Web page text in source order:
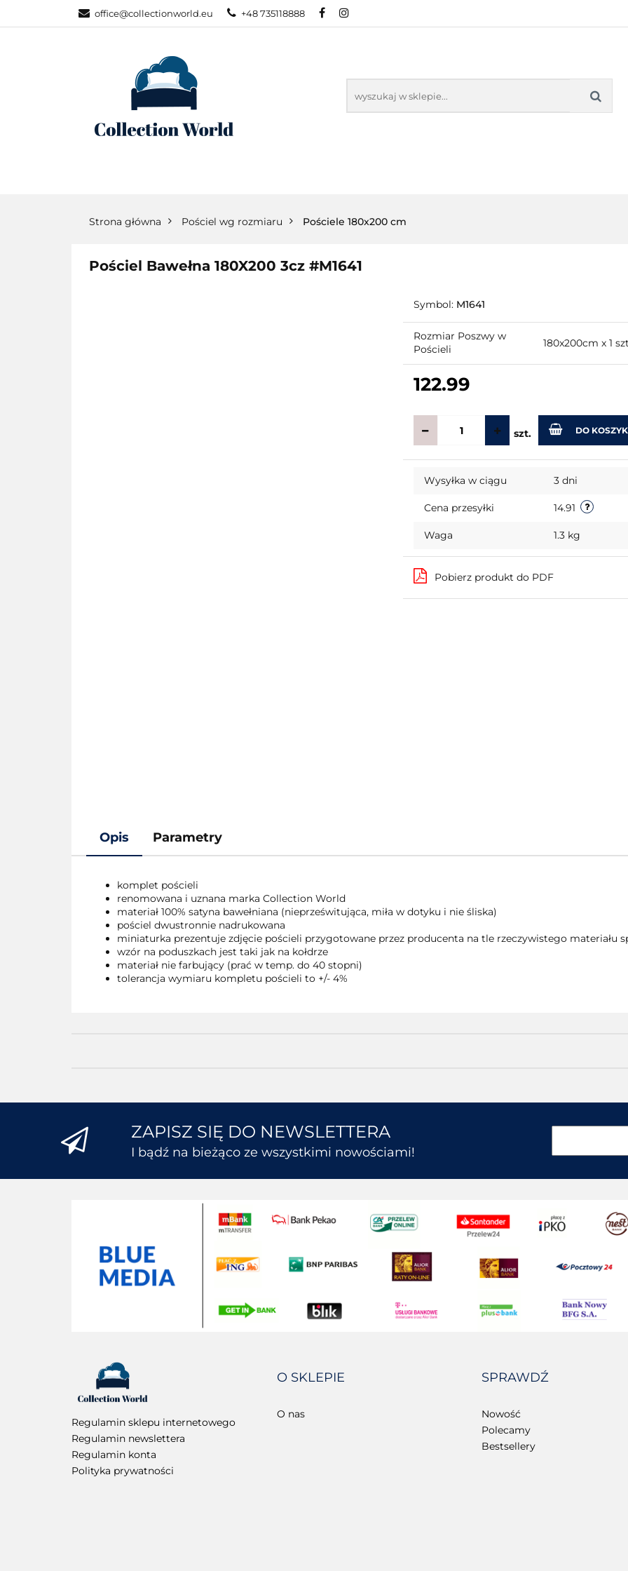
office@collectionworld.eu +48 735118888
KATEGORIE NOWOŚCI
Strona główna Pościel wg rozmiaru Pościele 180x200 cm
Pościel Bawełna 180X200 3cz #M1641
Symbol: M1641
Rozmiar Poszwy w
Pościeli
180x200cm x 1 szt
122.99
szt. DO
Wysyłka w ciągu 3 dni
Cena przesyłki 14.91
Waga 1.3 kg
Pobierz produkt do PDF
Opis Parametry
komplet pościeli
renomowana i uznana marka Collection World
materiał 100% satyna bawełniana (nieprześwitująca, miła w dotyku i nie śliska)
pościel dwustronnie nadrukowana
miniaturka prezentuje zdjęcie pościeli przygotowane przez producenta na tle rzeczywistego materiału
wzór na poduszkach jest taki jak na kołdrze
materiał nie farbujący (prać w temp. do 40 stopni)
tolerancja wymiaru kompletu pościeli to +/- 4%
ZAPISZ SIĘ DO NEWSLETTERA
I bądź na bieżąco ze wszystkimi nowościami!
Regulamin sklepu internetowego
Regulamin newslettera
Regulamin konta
Polityka prywatności
O SKLEPIE
O nas
SPRAWDŹ
Nowość
Polecamy
Bestsellery